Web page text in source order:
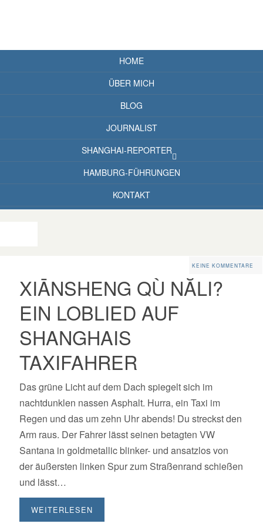
HOME
ÜBER MICH
BLOG
JOURNALIST
SHANGHAI-REPORTER
HAMBURG-FÜHRUNGEN
KONTAKT
KEINE KOMMENTARE
XIĀNSHENG QÙ NĂLI?
EIN LOBLIED AUF
SHANGHAIS
TAXIFAHRER
Das grüne Licht auf dem Dach spiegelt sich im
nachtdunklen nassen Asphalt. Hurra, ein Taxi im
Regen und das um zehn Uhr abends! Du streckst den
Arm raus. Der Fahrer lässt seinen betagten VW
Santana in goldmetallic blinker- und ansatzlos von
der äußersten linken Spur zum Straßenrand schießen
und lässt…
WEITERLESEN